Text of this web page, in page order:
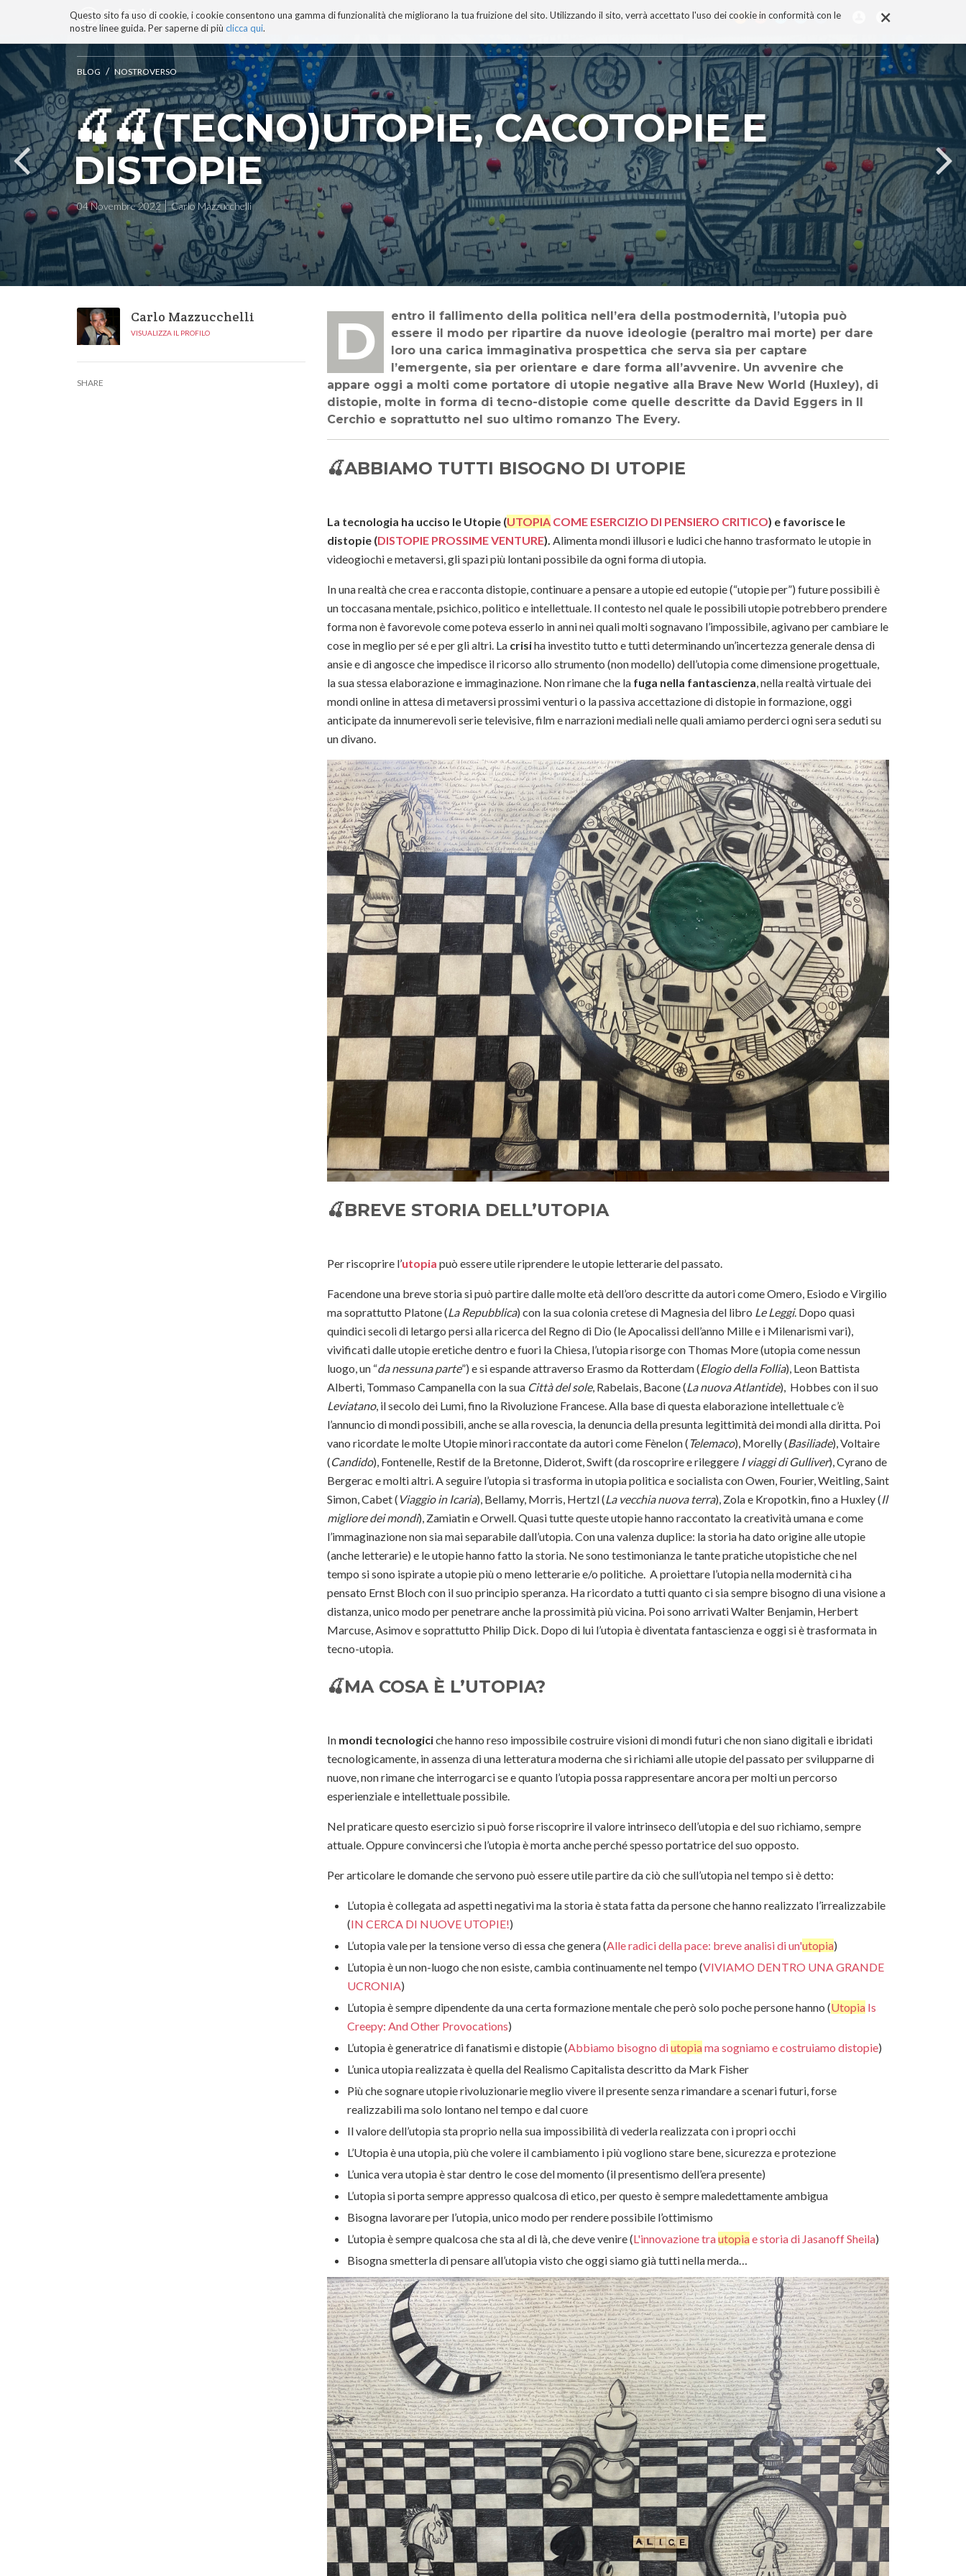
×
Questo sito fa uso di cookie, i cookie consentono una gamma di funzionalità che migliorano la tua fruizione del sito. Utilizzando il sito, verrà accettato l'uso dei cookie in conformità con le
nostre linee guida. Per saperne di più clicca qui.
BLOG TECNOCONSAPEVOLEZZA TECNOBIBLIOGRAFIA I MIEI LIBRI PROGETTO
ai
contenuti.
|
Salta
alla
navigazione
BLOG / NOSTROVERSO
🍒🍒(TECNO)UTOPIE, CACOTOPIE E
DISTOPIE
04 Novembre 2022 Carlo Mazzucchelli
Carlo Mazzucchelli
VISUALIZZA IL PROFILO
SHARE
Dentro il fallimento della politica nell’era della postmodernità, l’utopia può
essere il modo per ripartire da nuove ideologie (peraltro mai morte) per dare
loro una carica immaginativa prospettica che serva sia per captare
l’emergente, sia per orientare e dare forma all’avvenire. Un avvenire che
appare oggi a molti come portatore di utopie negative alla Brave New World (Huxley), di
distopie, molte in forma di tecno-distopie come quelle descritte da David Eggers in Il
Cerchio e soprattutto nel suo ultimo romanzo The Every.
🍒ABBIAMO TUTTI BISOGNO DI UTOPIE
La tecnologia ha ucciso le Utopie (UTOPIA COME ESERCIZIO DI PENSIERO CRITICO) e favorisce le
distopie (DISTOPIE PROSSIME VENTURE). Alimenta mondi illusori e ludici che hanno trasformato le utopie in
videogiochi e metaversi, gli spazi più lontani possibile da ogni forma di utopia.
In una realtà che crea e racconta distopie, continuare a pensare a utopie ed eutopie (“utopie per”) future possibili è
un toccasana mentale, psichico, politico e intellettuale. Il contesto nel quale le possibili utopie potrebbero prendere
forma non è favorevole come poteva esserlo in anni nei quali molti sognavano l’impossibile, agivano per cambiare le
cose in meglio per sé e per gli altri. La crisiha investito tutto e tutti determinando un’incertezza generale densa di
ansie e di angosce che impedisce il ricorso allo strumento (non modello) dell’utopia come dimensione progettuale,
la sua stessa elaborazione e immaginazione. Non rimane che la fuga nella fantascienza, nella realtà virtuale dei
mondi online in attesa di metaversi prossimi venturi o la passiva accettazione di distopie in formazione, oggi
anticipate da innumerevoli serie televisive, film e narrazioni mediali nelle quali amiamo perderci ogni sera seduti su
un divano.
🍒BREVE STORIA DELL’UTOPIA
Per riscoprire l’utopia può essere utile riprendere le utopie letterarie del passato.
Facendone una breve storia si può partire dalle molte età dell’oro descritte da autori come Omero, Esiodo e Virgilio
ma soprattutto Platone (La Repubblica) con la sua colonia cretese di Magnesia del libro Le Leggi. Dopo quasi
quindici secoli di letargo persi alla ricerca del Regno di Dio (le Apocalissi dell’anno Mille e i Milenarismi vari),
vivificati dalle utopie eretiche dentro e fuori la Chiesa, l’utopia risorge con Thomas More (utopia come nessun
luogo, un “da nessuna parte”) e si espande attraverso Erasmo da Rotterdam (Elogio della Follia), Leon Battista
Alberti, Tommaso Campanella con la sua Città del sole, Rabelais, Bacone (La nuova Atlantide), Hobbes con il suo
Leviatano, il secolo dei Lumi, fino la Rivoluzione Francese. Alla base di questa elaborazione intellettuale c’è
l’annuncio di mondi possibili, anche se alla rovescia, la denuncia della presunta legittimità dei mondi alla diritta. Poi
vano ricordate le molte Utopie minori raccontate da autori come Fènelon ( Telemaco), Morelly (Basiliade), Voltaire
(Candido), Fontenelle, Restif de la Bretonne, Diderot, Swift (da roscoprire e rileggere I viaggi di Gulliver), Cyrano de
Bergerac e molti altri. A seguire l’utopia si trasforma in utopia politica e socialista con Owen, Fourier, Weitling, Saint
Simon, Cabet ( Viaggio in Icaria), Bellamy, Morris, Hertzl (La vecchia nuova terra), Zola e Kropotkin, fino a Huxley (Il
migliore dei mondi), Zamiatin e Orwell. Quasi tutte queste utopie hanno raccontato la creatività umana e come
l’immaginazione non sia mai separabile dall’utopia. Con una valenza duplice: la storia ha dato origine alle utopie
(anche letterarie) e le utopie hanno fatto la storia. Ne sono testimonianza le tante pratiche utopistiche che nel
tempo si sono ispirate a utopie più o meno letterarie e/o politiche. A proiettare l’utopia nella modernità ci ha
pensato Ernst Bloch con il suo principio speranza. Ha ricordato a tutti quanto ci sia sempre bisogno di una visione a
distanza, unico modo per penetrare anche la prossimità più vicina. Poi sono arrivati Walter Benjamin, Herbert
Marcuse, Asimov e soprattutto Philip Dick. Dopo di lui l’utopia è diventata fantascienza e oggi si è trasformata in
tecno-utopia.
🍒MA COSA È L’UTOPIA?
In mondi tecnologiciche hanno reso impossibile costruire visioni di mondi futuri che non siano digitali e ibridati
tecnologicamente, in assenza di una letteratura moderna che si richiami alle utopie del passato per svilupparne di
nuove, non rimane che interrogarci se e quanto l’utopia possa rappresentare ancora per molti un percorso
esperienziale e intellettuale possibile.
Nel praticare questo esercizio si può forse riscoprire il valore intrinseco dell’utopia e del suo richiamo, sempre
attuale. Oppure convincersi che l’utopia è morta anche perché spesso portatrice del suo opposto.
Per articolare le domande che servono può essere utile partire da ciò che sull’utopia nel tempo si è detto:
L’utopia è collegata ad aspetti negativi ma la storia è stata fatta da persone che hanno realizzato l’irrealizzabile
(IN CERCA DI NUOVE UTOPIE!)
L’utopia vale per la tensione verso di essa che genera (Alle radici della pace: breve analisi di un'utopia)
L’utopia è un non-luogo che non esiste, cambia continuamente nel tempo (VIVIAMO DENTRO UNA GRANDE
UCRONIA)
L’utopia è sempre dipendente da una certa formazione mentale che però solo poche persone hanno (Utopia Is
Creepy: And Other Provocations)
L’utopia è generatrice di fanatismi e distopie (Abbiamo bisogno diutopiama sogniamo e costruiamo distopie)
L’unica utopia realizzata è quella del Realismo Capitalista descritto da Mark Fisher
Più che sognare utopie rivoluzionarie meglio vivere il presente senza rimandare a scenari futuri, forse
realizzabili ma solo lontano nel tempo e dal cuore
Il valore dell’utopia sta proprio nella sua impossibilità di vederla realizzata con i propri occhi
L’Utopia è una utopia, più che volere il cambiamento i più vogliono stare bene, sicurezza e protezione
L’unica vera utopia è star dentro le cose del momento (il presentismo dell’era presente)
L’utopia si porta sempre appresso qualcosa di etico, per questo è sempre maledettamente ambigua
Bisogna lavorare per l’utopia, unico modo per rendere possibile l’ottimismo
L’utopia è sempre qualcosa che sta al di là, che deve venire (L'innovazione trautopiae storia di Jasanoff Sheila)
Bisogna smetterla di pensare all’utopia visto che oggi siamo già tutti nella merda…